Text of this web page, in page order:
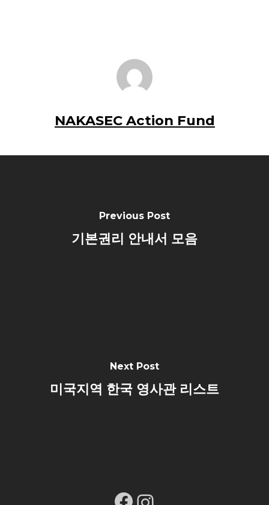
NAKASEC Action Fund
Previous Post
기본권리 안내서 모음
Next Post
미국지역 한국 영사관 리스트
Facebook